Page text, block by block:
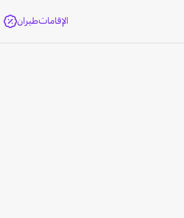
الإقاماتطيران